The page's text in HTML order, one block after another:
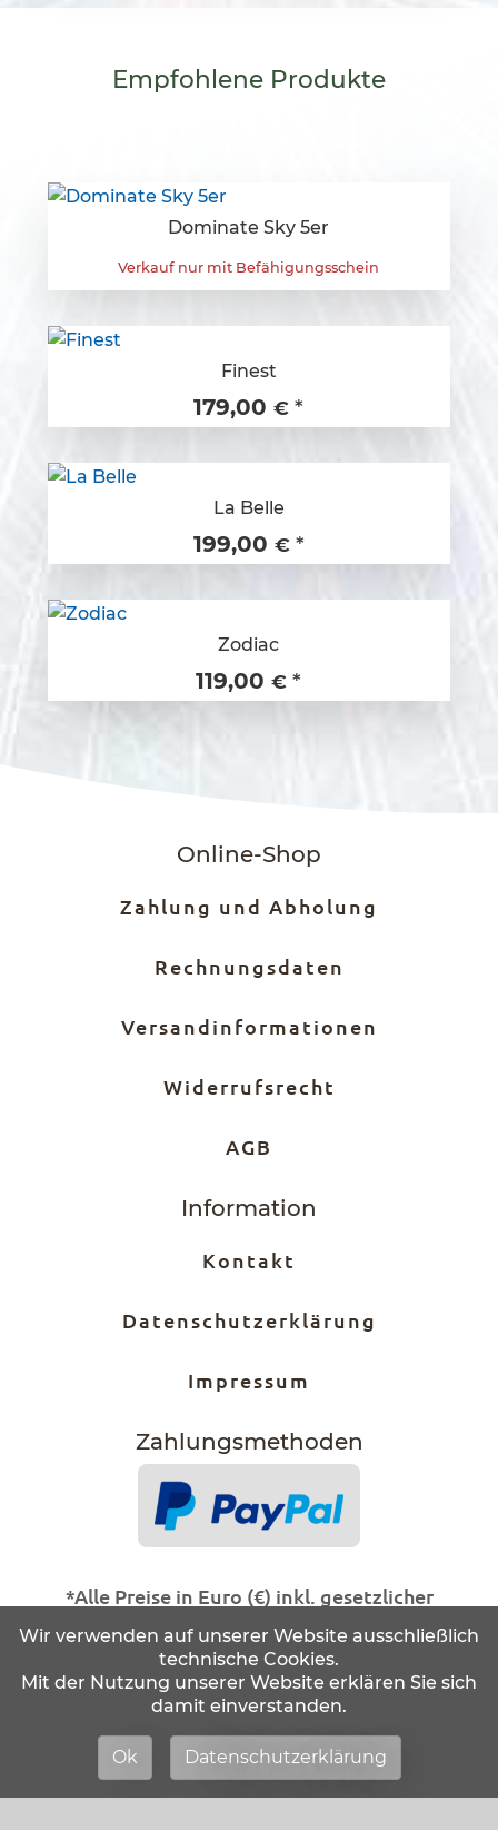
Empfohlene Produkte
Dominate Sky 5er
Verkauf nur mit Befähigungsschein
Finest
179,00€ *
La Belle
199,00 € *
Zodiac
119,00€ *
Online-Shop
Zahlung und Abholung
Rechnungsdaten
Versandinformationen
Widerrufsrecht
AGB
Information
Kontakt
Datenschutzerklärung
Impressum
Zahlungs­methoden
*Alle Preise in Euro (€) inkl. gesetzlicher
Mehrwertsteuer, Abholung im Ladengeschäft.
Statt- und durchgestrichene Preise beziehen
sich auf unseren zuvor geforderten
Verkaufspreis.
Alle Artikel solange der Vorrat reicht!
Änderungen und Irrtürmer vorbehalten.
Abbildungen ähnlich.
Wir verwenden auf unserer Website ausschließlich
technische Cookies.
Mit der Nutzung unserer Website erklären Sie sich
damit einverstanden.
Ok Datenschutzerklärung